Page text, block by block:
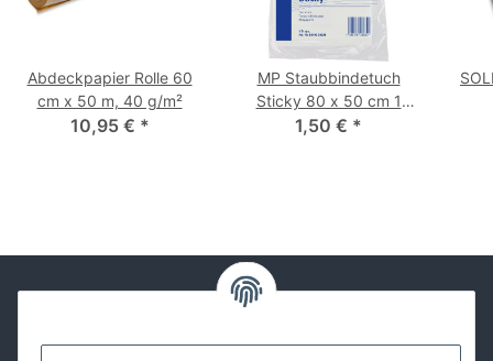
Abdeckpapier Rolle 60
cm x 50 m, 40 g/m²
10,95 € *
MP Staubbindetuch
Sticky 80 x 50 cm 1
Stück
1,50 € *